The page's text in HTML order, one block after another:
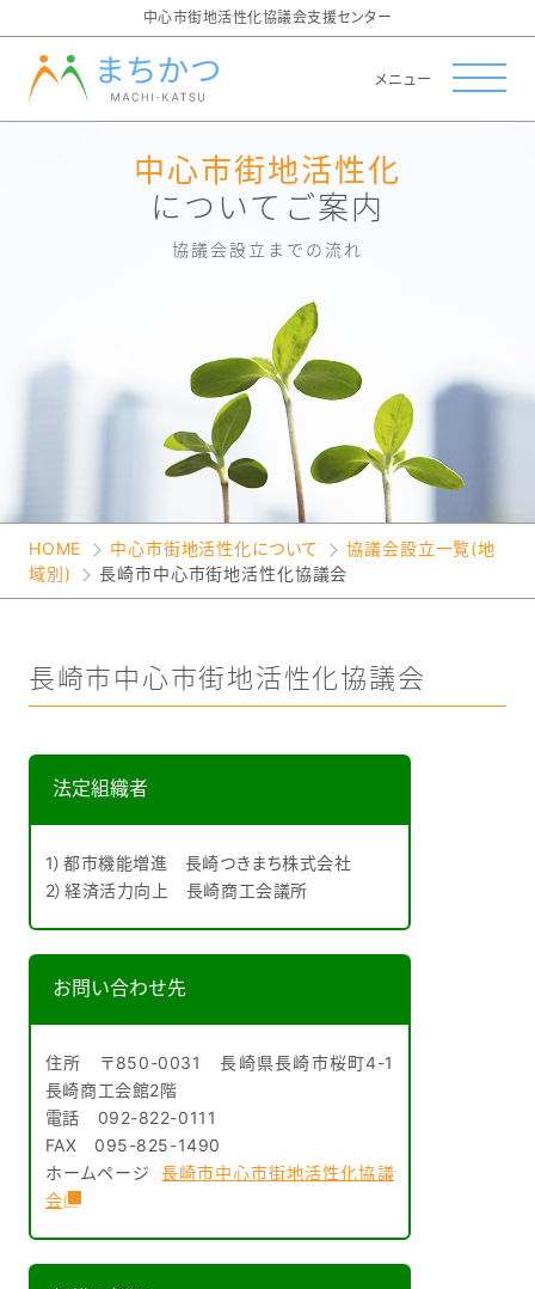
中心市街地活性化協議会支援センター
メニュー
中心市街地活性化
についてご案内
協議会設立までの流れ
HOME 中心市街地活性化について
協議会設立一覧(地
域別)
長崎市中心市街地活性化協議会
長崎市中心市街地活性化協議会
法定組織者
1）都市機能増進 長崎つきまち株式会社
2）経済活力向上 長崎商工会議所
お問い合わせ先
住所 〒850-0031 長崎県長崎市桜町4-1
長崎商工会館2階
電話 092-822-0111
FAX 095-825-1490
ホームページ
長崎市中心市街地活性化協議
会